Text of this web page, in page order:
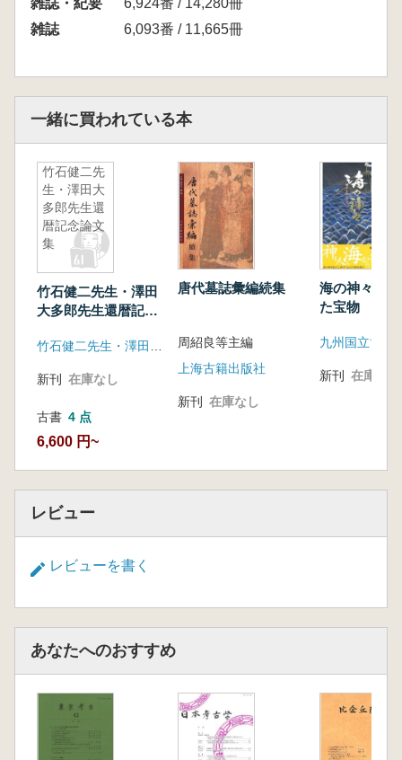
雑誌・紀要
6,924番 / 14,280冊
雑誌
6,093番 / 11,665冊
一緒に買われている本
竹石健二先
生・澤田大
多郎先生還
暦記念論文
集
竹石健二先生・澤田
大多郎先生還暦記念
新刊 在庫なし
古書 4 点
6,600 円~
唐代墓誌彙編続集
周紹良等主編
上海古籍出版社
新刊 在庫なし
海の神々 捧
た宝物
九州国立博物
新刊 在庫なし
レビュー
レビューを書く
あなたへのおすすめ